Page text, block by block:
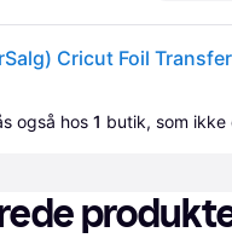
Cricut Foil
også hos 1 butik, som